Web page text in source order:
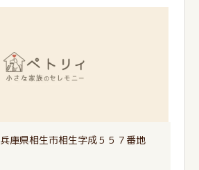
兵庫県相生市相生字成５５７番地